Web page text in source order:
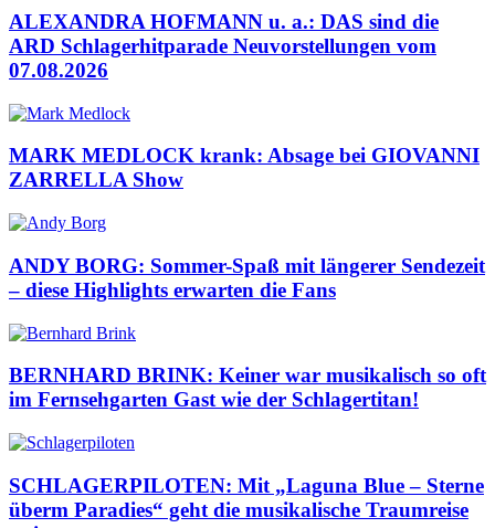
ALEXANDRA HOFMANN u. a.: DAS sind die
ARD Schlagerhitparade Neuvorstellungen vom
07.08.2026
MARK MEDLOCK krank: Absage bei GIOVANNI
ZARRELLA Show
ANDY BORG: Sommer-Spaß mit längerer Sendezeit
– diese Highlights erwarten die Fans
BERNHARD BRINK: Keiner war musikalisch so oft
im Fernsehgarten Gast wie der Schlagertitan!
SCHLAGERPILOTEN: Mit „Laguna Blue – Sterne
überm Paradies“ geht die musikalische Traumreise